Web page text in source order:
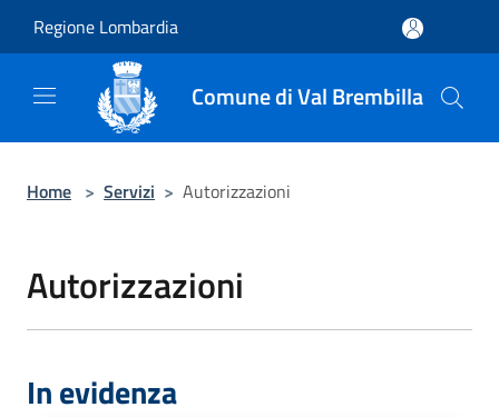
Regione Lombardia
Comune di Val Brembilla
Home > Servizi > Autorizzazioni
Autorizzazioni
In evidenza